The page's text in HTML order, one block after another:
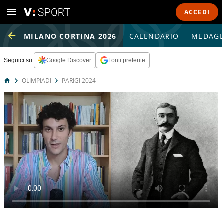
ACCEDI
MILANO CORTINA 2026 CALENDARIO
Seguici su: Google Discover Fonti preferite
OLIMPIADI PARIGI 2024